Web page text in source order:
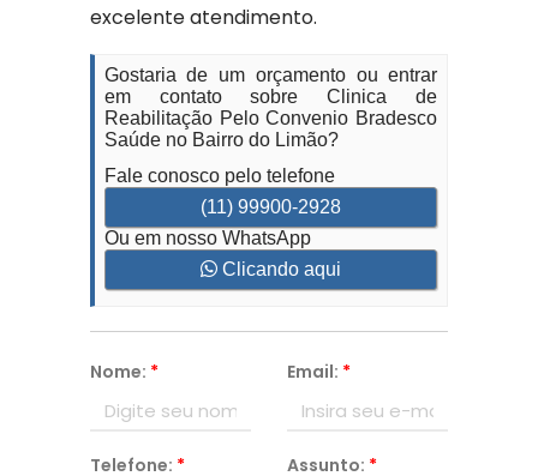
excelente atendimento.
Gostaria de um orçamento ou entrar
em contato sobre Clinica de
Reabilitação Pelo Convenio Bradesco
Saúde no Bairro do Limão?
Fale conosco pelo telefone
(11) 99900-2928
Ou em nosso WhatsApp
Clicando aqui
Nome: * Email: *
Telefone: * Assunto: *